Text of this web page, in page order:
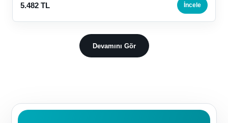
5.482 TL İncele
Devamını Gör